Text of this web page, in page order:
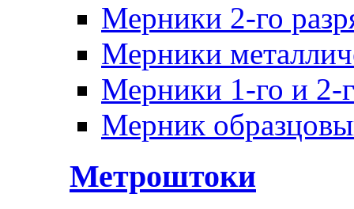
Мерники 2-го
Мерники
Мерники 1-го и 2-
Мерник
Метроштоки